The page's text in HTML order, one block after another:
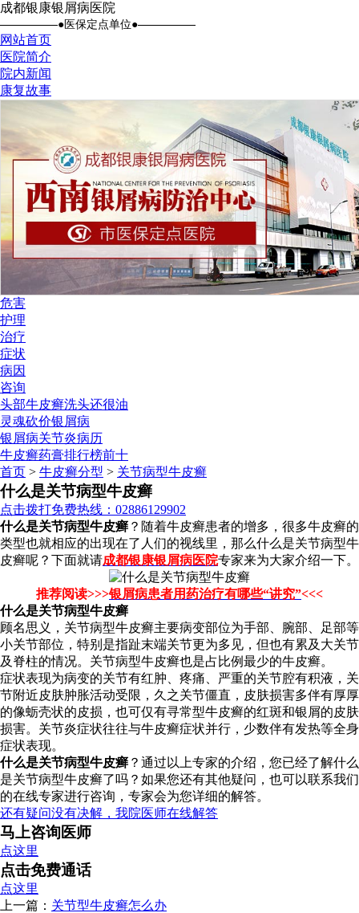
成都银康银屑病医院
●医保定点单位●
网站首页
医院简介
院内新闻
康复故事
危害
护理
治疗
症状
病因
咨询
头部牛皮癣洗头还很油
灵魂砍价银屑病
银屑病关节炎病历
牛皮癣药膏排行榜前十
首页 > 牛皮癣分型 > 关节病型牛皮癣
什么是关节病型牛皮癣
点击拨打免费热线：02886129902
什么是关节病型牛皮癣 ？随着牛皮癣患者的增多，很多牛皮癣的
类型也就相应的出现在了人们的视线里，那么什么是关节病型牛
皮癣呢？下面就请成都银康银屑病医院专家来为大家介绍一下。
推荐阅读>>>银屑病患者用药治疗有哪些“讲究”<<<
什么是关节病型牛皮癣
顾名思义，关节病型牛皮癣主要病变部位为手部、腕部、足部等
小关节部位，特别是指趾末端关节更为多见，但也有累及大关节
及脊柱的情况。关节病型牛皮癣也是占比例最少的牛皮癣。
症状表现为病变的关节有红肿、疼痛、严重的关节腔有积液，关
节附近皮肤肿胀活动受限，久之关节僵直，皮肤损害多伴有厚厚
的像蛎壳状的皮损，也可仅有寻常型牛皮癣的红斑和银屑的皮肤
损害。关节炎症状往往与牛皮癣症状并行，少数伴有发热等全身
症状表现。
什么是关节病型牛皮癣 ？通过以上专家的介绍，您已经了解什么
是关节病型牛皮癣了吗？如果您还有其他疑问，也可以联系我们
的在线专家进行咨询，专家会为您详细的解答。
还有疑问没有决解，我院医师在线解答
马上咨询医师
点这里
点击免费通话
点这里
上一篇： 关节型牛皮癣怎么办